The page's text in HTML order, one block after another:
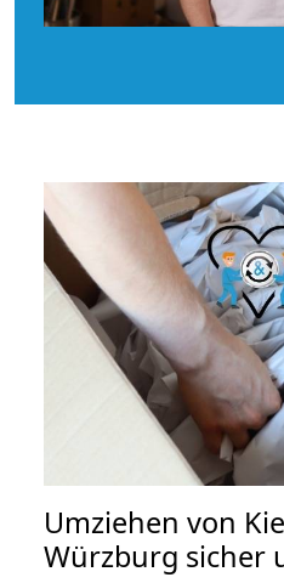
Umziehen von
Würzburg sicher